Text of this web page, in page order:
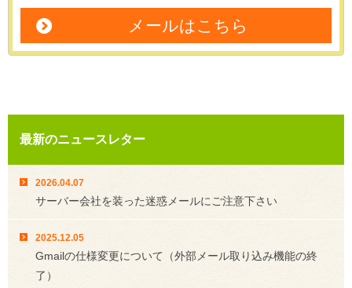
メールはこちら
最新のニュースレター
2026.04.07
サーバー会社を装った迷惑メールにご注意下さい
2025.12.05
Gmailの仕様変更について（外部メール取り込み機能の終
了）